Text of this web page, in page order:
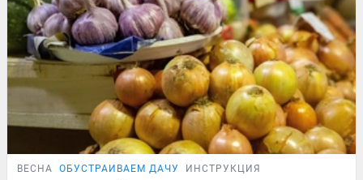
ВЕСНА ОБУСТРАИВАЕМ ДАЧУ ИНСТРУКЦИЯ